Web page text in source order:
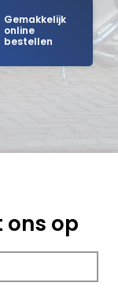
Gemakkelijk
online
bestellen
op